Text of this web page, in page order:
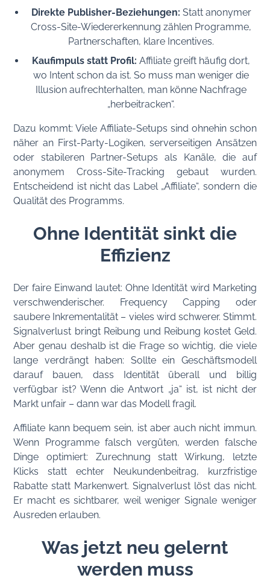
Direkte Publisher-Beziehungen: Statt anonymer
Cross-Site-Wiedererkennung zählen Programme,
Partnerschaften, klare Incentives.
Kaufimpuls statt Profil: Affiliate greift häufig dort,
wo Intent schon da ist. So muss man weniger die
Illusion aufrechterhalten, man könne Nachfrage
„herbeitracken“.
Dazu kommt: Viele Affiliate-Setups sind ohnehin schon
näher an First-Party-Logiken, serverseitigen Ansätzen
oder stabileren Partner-Setups als Kanäle, die auf
anonymem Cross-Site-Tracking gebaut wurden.
Entscheidend ist nicht das Label „Affiliate“, sondern die
Qualität des Programms.
Ohne Identität sinkt die
Effizienz
Der faire Einwand lautet: Ohne Identität wird Marketing
verschwenderischer. Frequency Capping oder
saubere Inkrementalität – vieles wird schwerer. Stimmt.
Signalverlust bringt Reibung und Reibung kostet Geld.
Aber genau deshalb ist die Frage so wichtig, die viele
lange verdrängt haben: Sollte ein Geschäftsmodell
darauf bauen, dass Identität überall und billig
verfügbar ist? Wenn die Antwort „ja“ ist, ist nicht der
Markt unfair – dann war das Modell fragil.
Affiliate kann bequem sein, ist aber auch nicht immun.
Wenn Programme falsch vergüten, werden falsche
Dinge optimiert: Zurechnung statt Wirkung, letzte
Klicks statt echter Neukundenbeitrag, kurzfristige
Rabatte statt Markenwert. Signalverlust löst das nicht.
Er macht es sichtbarer, weil weniger Signale weniger
Ausreden erlauben.
Was jetzt neu gelernt
werden muss